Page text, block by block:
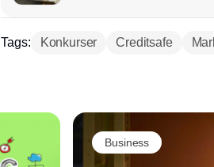
Tags: Konkurser Creditsafe
Business